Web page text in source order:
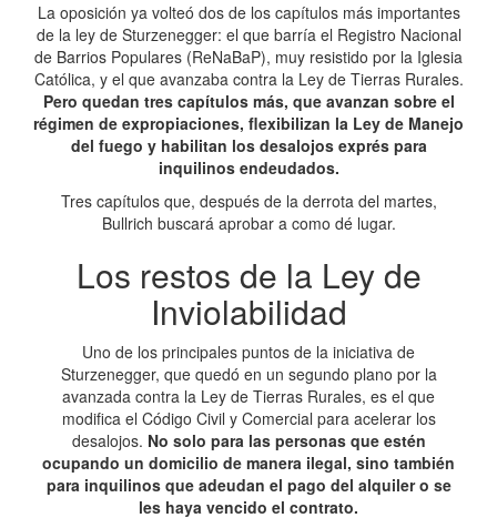
La oposición ya volteó dos de los capítulos más importantes
de la ley de Sturzenegger: el que barría el Registro Nacional
de Barrios Populares (ReNaBaP), muy resistido por la Iglesia
Católica, y el que avanzaba contra la Ley de Tierras Rurales.
Pero quedan tres capítulos más, que avanzan sobre el
régimen de expropiaciones, flexibilizan la Ley de Manejo
del fuego y habilitan los desalojos exprés para
inquilinos endeudados.
Tres capítulos que, después de la derrota del martes,
Bullrich buscará aprobar a como dé lugar.
Los restos de la Ley de
Inviolabilidad
Uno de los principales puntos de la iniciativa de
Sturzenegger, que quedó en un segundo plano por la
avanzada contra la Ley de Tierras Rurales, es el que
modifica el Código Civil y Comercial para acelerar los
desalojos. No solo para las personas que estén
ocupando un domicilio de manera ilegal, sino también
para inquilinos que adeudan el pago del alquiler o se
les haya vencido el contrato.